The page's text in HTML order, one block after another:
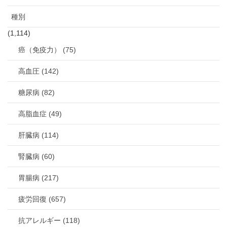
種別
(1,114)
癌（免疫力） (75)
高血圧 (142)
糖尿病 (82)
高脂血症 (49)
肝臓病 (114)
腎臓病 (60)
胃腸病 (217)
疲労回復 (657)
抗アレルギー (118)